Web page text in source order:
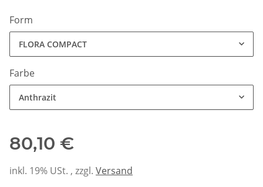
Form
FLORA COMPACT
Farbe
Anthrazit
80,10 €
inkl. 19% USt. , zzgl. Versand